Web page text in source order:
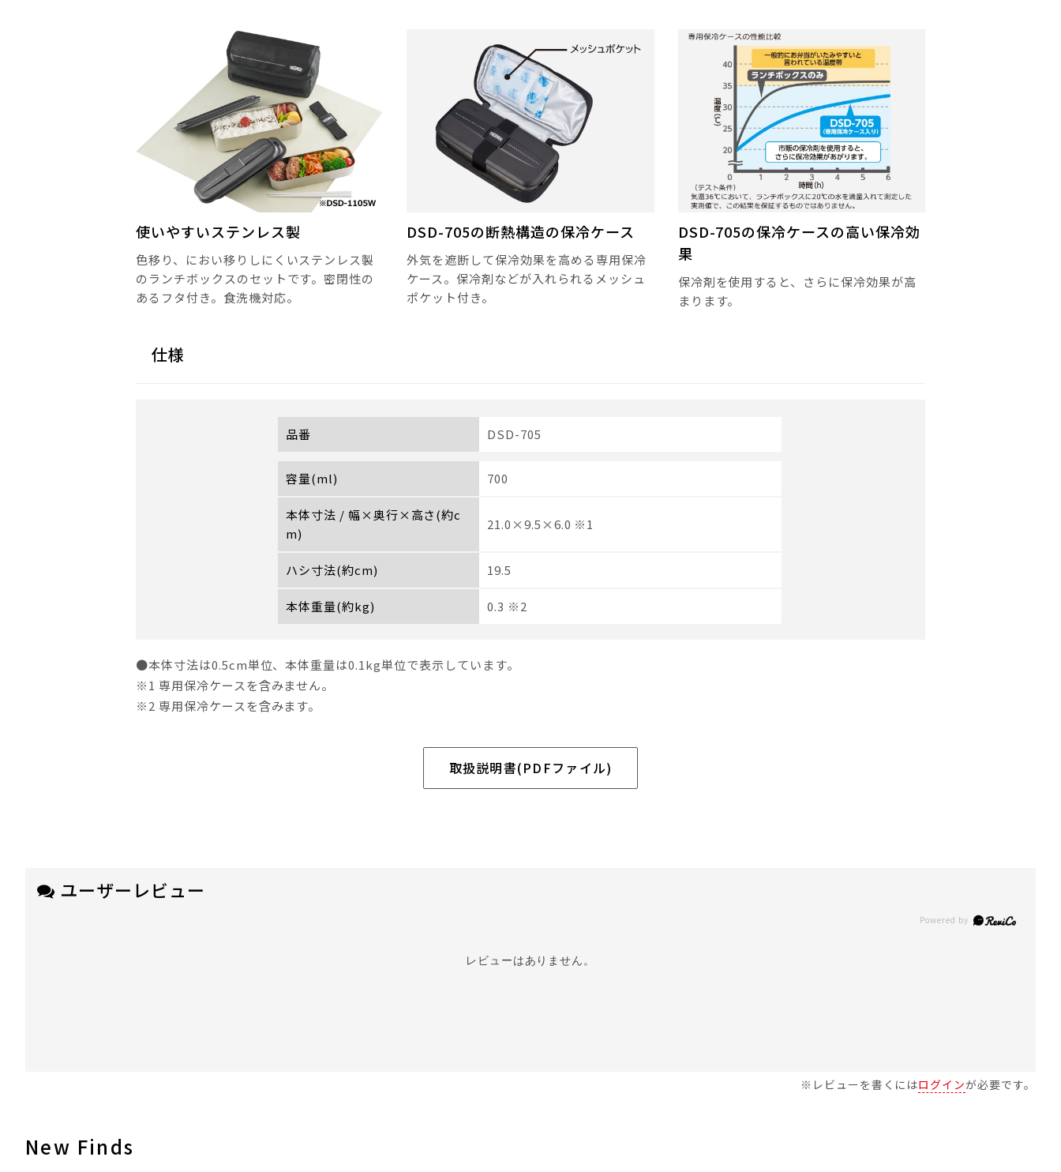
使いやすいステンレス製
色移り、におい移りしにくいステンレス製
のランチボックスのセットです。密閉性の
あるフタ付き。食洗機対応。
DSD-705の断熱構造の保冷ケース
外気を遮断して保冷効果を高める専用保冷
ケース。保冷剤などが入れられるメッシュ
ポケット付き。
DSD-705の保冷ケースの高い保冷効
果
保冷剤を使用すると、さらに保冷効果が高
まります。
仕様
品番 DSD-705
容量(ml) 700
本体寸法 / 幅×奥行×高さ(約c
m)
21.0×9.5×6.0 ※1
ハシ寸法(約cm) 19.5
本体重量(約kg) 0.3 ※2
●本体寸法は0.5cm単位、本体重量は0.1kg単位で表示しています。
※1 専用保冷ケースを含みません。
※2 専用保冷ケースを含みます。
取扱説明書(PDFファイル)
ユーザーレビュー
レビューはありません。
※レビューを書くにはログインが必要です。
New Finds